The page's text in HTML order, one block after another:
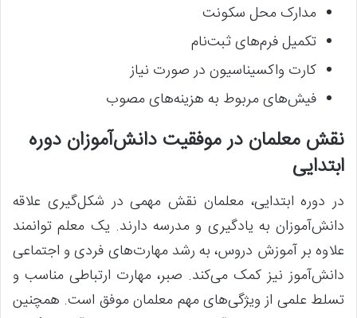
مدارک محل سکونت
تکمیل فرم‌های ثبت‌نام
کارت واکسیناسیون در صورت نیاز
فیش‌های مربوط به هزینه‌های مصوب
نقش معلمان در موفقیت دانش‌آموزان دوره
ابتدایی
در دوره ابتدایی، معلمان نقش مهمی در شکل‌گیری علاقه
دانش‌آموزان به یادگیری و مدرسه دارند. یک معلم توانمند
علاوه بر آموزش دروس، به رشد مهارت‌های فردی و اجتماعی
دانش‌آموز نیز کمک می‌کند. صبر، مهارت ارتباطی مناسب و
تسلط علمی از ویژگی‌های مهم معلمان موفق است. همچنین